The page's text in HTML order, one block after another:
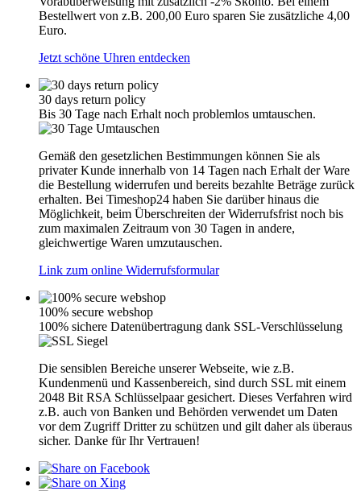
Bestellwert von z.B. 200,00 Euro sparen Sie zusätzliche 4,00
Euro.
Jetzt schöne Uhren entdecken
30 days return policy
Bis 30 Tage nach Erhalt noch problemlos umtauschen.
Gemäß den gesetzlichen Bestimmungen können Sie als
privater Kunde innerhalb von 14 Tagen nach Erhalt der Ware
die Bestellung widerrufen und bereits bezahlte Beträge zurück
erhalten. Bei Timeshop24 haben Sie darüber hinaus die
Möglichkeit, beim Überschreiten der Widerrufsfrist noch bis
zum maximalen Zeitraum von 30 Tagen in andere,
gleichwertige Waren umzutauschen.
Link zum online Widerrufsformular
100% secure webshop
100% sichere Datenübertragung dank SSL-Verschlüsselung
Die sensiblen Bereiche unserer Webseite, wie z.B.
Kundenmenü und Kassenbereich, sind durch SSL mit einem
2048 Bit RSA Schlüsselpaar gesichert. Dieses Verfahren wird
z.B. auch von Banken und Behörden verwendet um Daten
vor dem Zugriff Dritter zu schützen und gilt daher als überaus
sicher. Danke für Ihr Vertrauen!